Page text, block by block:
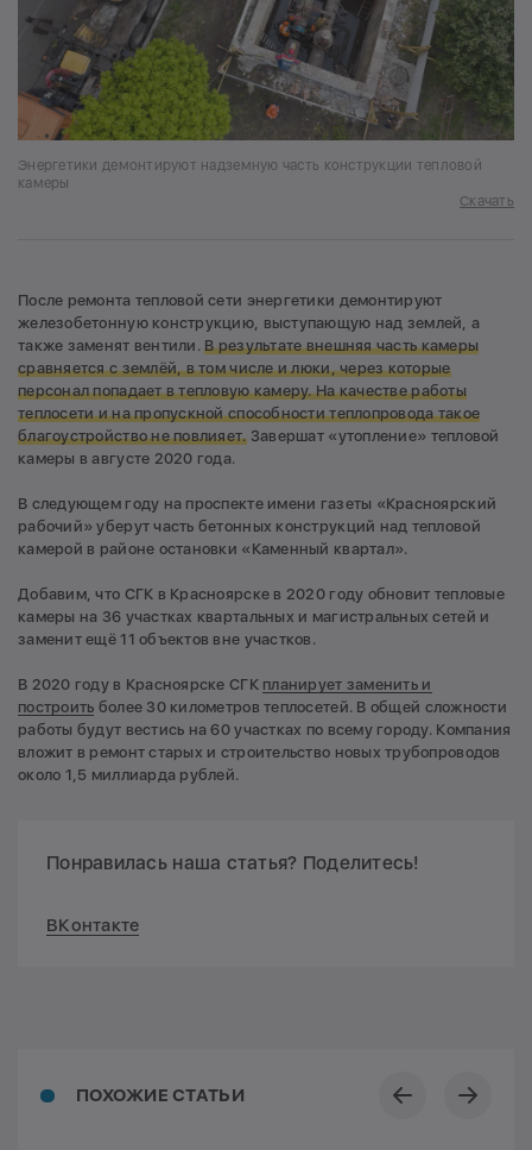
Энергетики демонтируют надземную часть конструкции тепловой
камеры
Скачать
После ремонта тепловой сети энергетики демонтируют
железобетонную конструкцию, выступающую над землей, а
также заменят вентили.В результатевнешняя часть камеры
сравняется с землёй, в том числе и люки, через которые
персонал попадает в тепловую камеру. На качестве работы
теплосети и на пропускной способности теплопровода такое
благоустройство не повлияет.Завершат «утопление» тепловой
камеры в августе 2020 года.
В следующем году на проспекте имени газеты «Красноярский
рабочий» уберут часть бетонных конструкций над тепловой
камерой в районе остановки «Каменный квартал».
Добавим, что СГК в Красноярске в 2020 году обновит тепловые
камеры на 36 участках квартальных и магистральных сетей и
заменит ещё 11 объектов вне участков.
В 2020 году в Красноярске СГК планирует заменить и
построить более 30 километров теплосетей. В общей сложности
работы будут вестись на 60 участках по всему городу. Компания
вложит в ремонт старых и строительство новых трубопроводов
около 1,5 миллиарда рублей.
Понравилась наша статья? Поделитесь!
ВКонтакте
ПОХОЖИЕ СТАТЬИ